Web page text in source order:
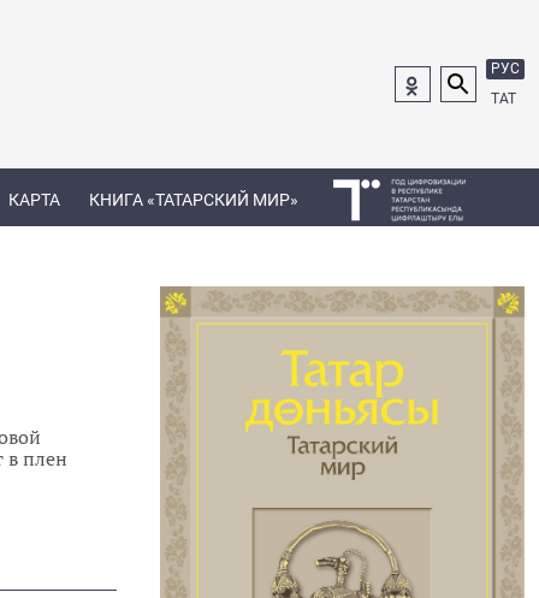
РУС
ТАТ
КАРТА КНИГА «ТАТАРСКИЙ МИР»
в плен